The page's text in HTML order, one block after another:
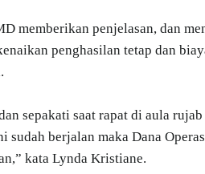
memberikan penjelasan, dan
penghasilan tetap dan
sepakati saat rapat di aula
berjalan maka Dana
kata Lynda Kristiane.